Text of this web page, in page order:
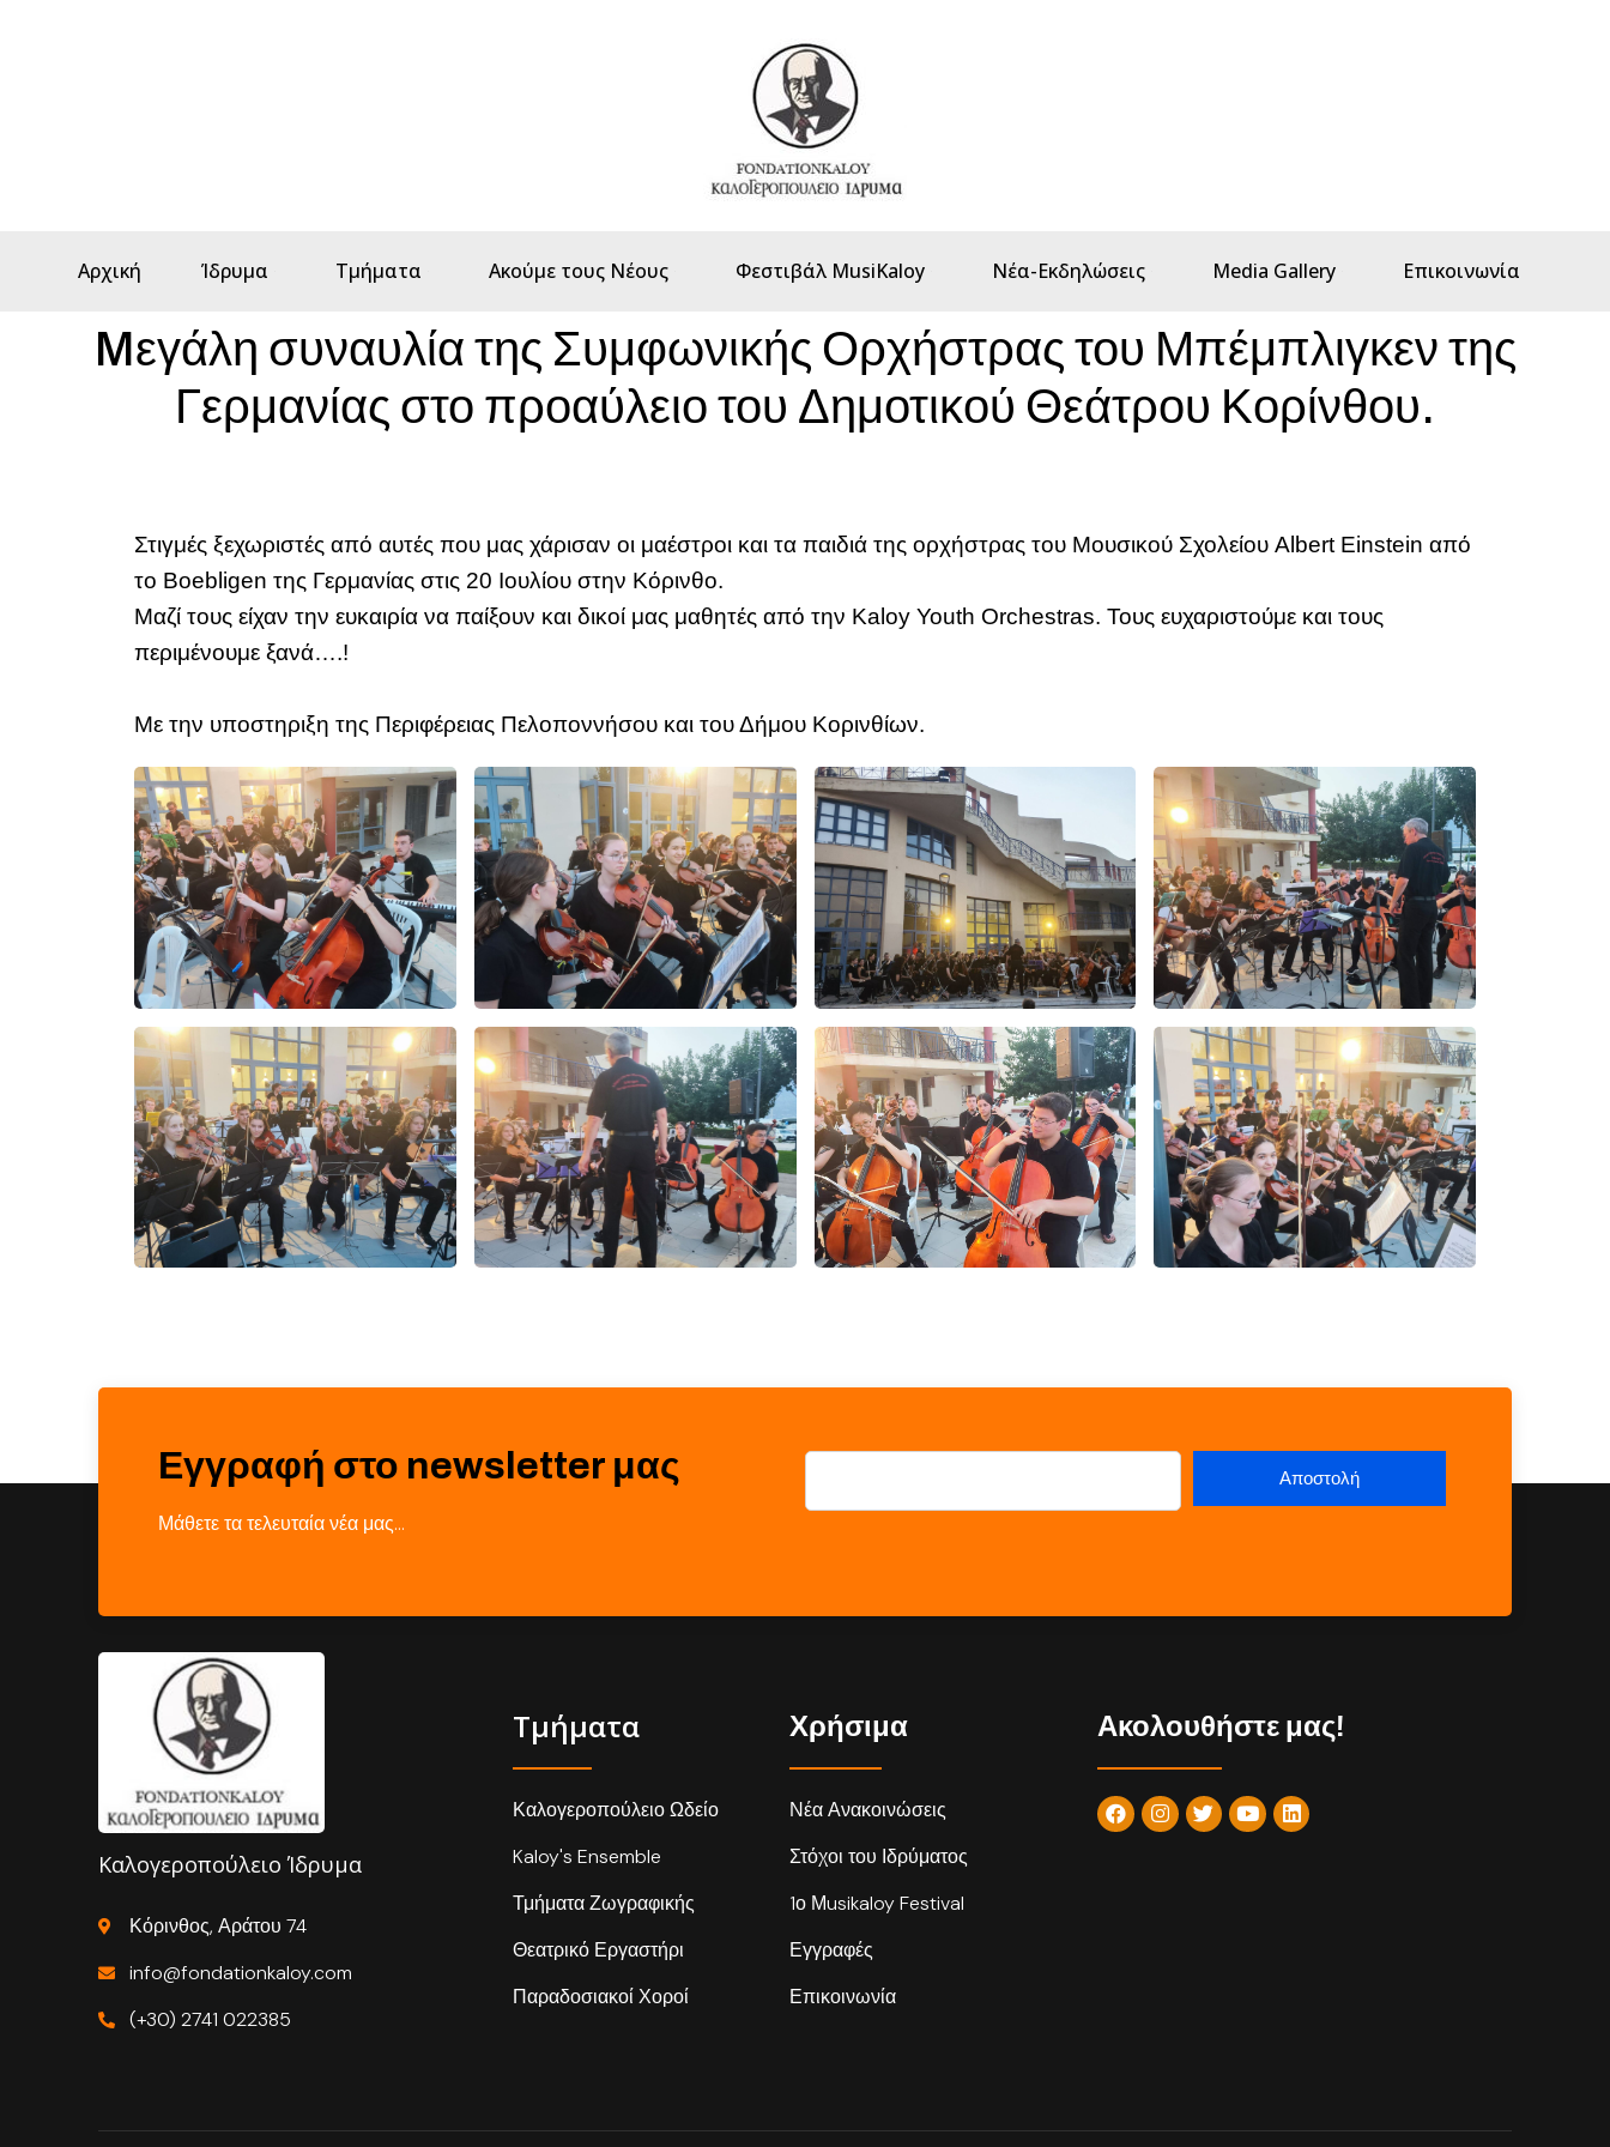
Αρχική Ίδρυμα Τμήματα Ακούμε τους Νέους Φεστιβάλ MusiKaloy Νέα-Εκδηλώσεις Media Gallery Επικοινωνία
Mεγάλη συναυλία της Συμφωνικής Ορχήστρας του Μπέμπλιγκεν της
Γερμανίας στο προαύλειο του Δημοτικού Θεάτρου Κορίνθου.
Στιγμές ξεχωριστές από αυτές που μας χάρισαν οι μαέστροι και τα παιδιά της ορχήστρας του Μουσικού Σχολείου Albert Einstein από
το Boebligen της Γερμανίας στις 20 Ιουλίου στην Κόρινθο.
Μαζί τους είχαν την ευκαιρία να παίξουν και δικοί μας μαθητές από την Kaloy Youth Orchestras. Τους ευχαριστούμε και τους
περιμένουμε ξανά….!
Με την υποστηριξη της Περιφέρειας Πελοποννήσου και του Δήμου Κορινθίων.
Εγγραφή στο newsletter μας
Μάθετε τα τελευταία νέα μας…
Καλογεροπούλειο Ίδρυμα
Κόρινθος, Αράτου 74
info@fondationkaloy.com
(+30) 2741 022385
Τμήματα
Καλογεροπούλειο Ωδείο
Kaloy's Ensemble
Τμήματα Ζωγραφικής
Θεατρικό Εργαστήρι
Παραδοσιακοί Χοροί
Χρήσιμα
Νέα Ανακοινώσεις
Στόχοι του Ιδρύματος
1ο Μusikaloy Festival
Εγγραφές
Επικοινωνία
Ακολουθήστε μας!